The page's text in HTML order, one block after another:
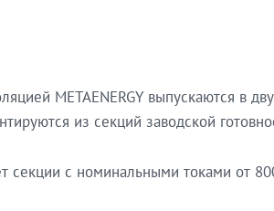
METAENERGY выпускаются
из секций заводской
секции с номинальными токами от